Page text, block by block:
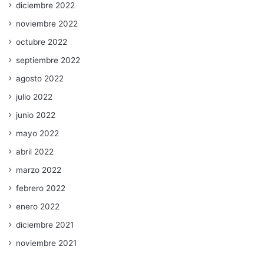
diciembre 2022
noviembre 2022
octubre 2022
septiembre 2022
agosto 2022
julio 2022
junio 2022
mayo 2022
abril 2022
marzo 2022
febrero 2022
enero 2022
diciembre 2021
noviembre 2021